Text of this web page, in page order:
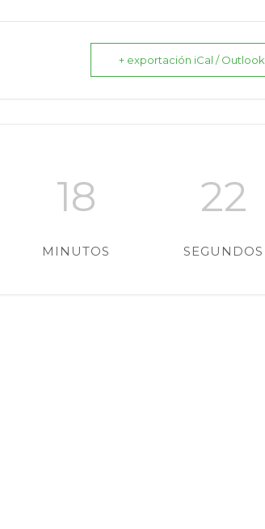
+ exportación iCal / Outlook
18
MINUTOS
21
SEGUNDOS